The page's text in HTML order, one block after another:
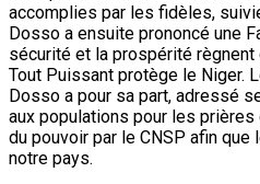
accomplies par les fidèles,
Dosso a ensuite prononcé une
sécurité et la prospérité
Tout Puissant protège le Niger.
Dosso a pour sa part, adressé
aux populations pour les
du pouvoir par le CNSP afin
notre pays.